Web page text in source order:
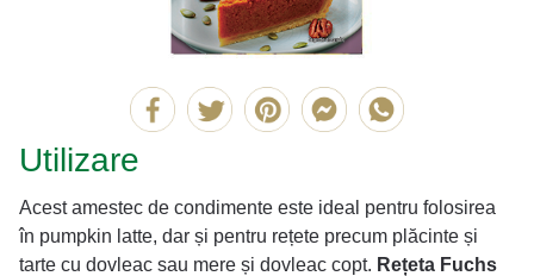
Utilizare
Acest amestec de condimente este ideal pentru folosirea
în pumpkin latte, dar și pentru rețete precum plăcinte și
tarte cu dovleac sau mere și dovleac copt. Rețeta Fuchs